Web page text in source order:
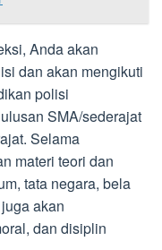
Anda akan
dan akan mengikuti
polisi
SMA/sederajat
Selama
materi teori dan
tata negara, bela
akan
dan disiplin